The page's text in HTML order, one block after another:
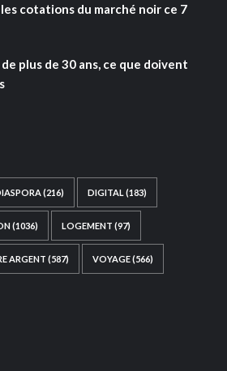
cotations du marché noir ce 7
plus de 30 ans, ce que doivent
(216) DIGITAL (183)
(1036) LOGEMENT (97)
ARGENT (587) VOYAGE(566)